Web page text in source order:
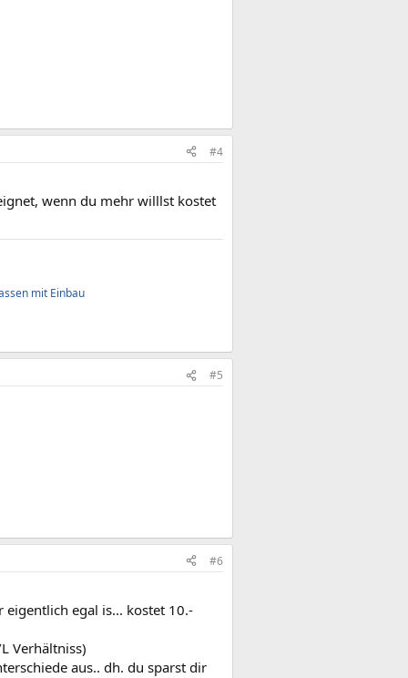
#4
wenn du mehr willlst kostet
mit Einbau
#5
#6
eigentlich egal is... kostet 10.-
Verhältniss)
aus.. dh. du sparst dir